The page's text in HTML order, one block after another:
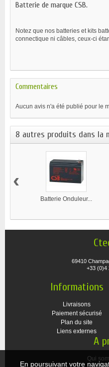
Batterie de marque CSB.
Notez que nos batteries et kits
connectique ni câbles, ceux-ci
Commentaires
Aucun avis n'a été publié pour le
8 autres produits dans la
Batterie Onduleur...
‹
69410
+33 (0)4
Informations
Livraisons
Paiement sécurisé
Plan du site
Liens externes
A
Qui
En poursuivant votre